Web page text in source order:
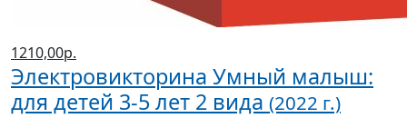
1210,00р.
Электровикторина Умный малыш:
для детей 3-5 лет 2 вида (2022 г.)